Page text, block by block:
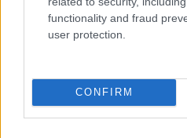
functionality and fraud
user protection.
CONFIRM
Majka koncert, jóga szeánsz,